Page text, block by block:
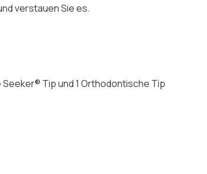
verstauen Sie es.
Tip und 1 Orthodontische Tip